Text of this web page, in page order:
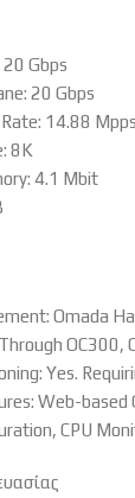
Gbps
20 Gbps
14.88 Mpps
8K
4.1 Mbit
Omada
Yes.
Web-based
CPU